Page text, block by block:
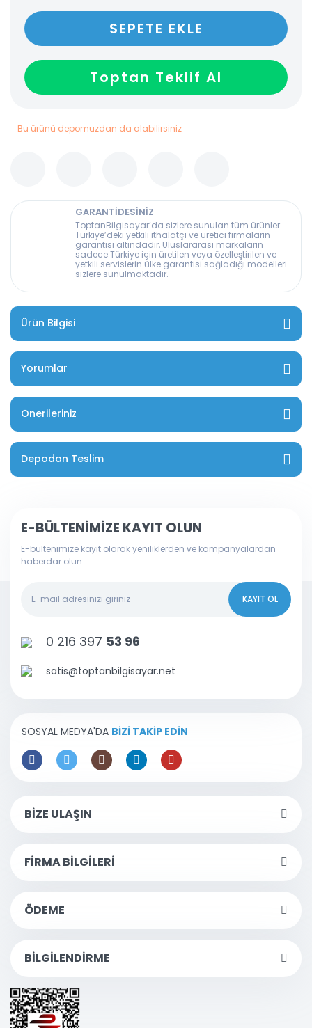
SEPETE EKLE
Toptan Teklif Al
Bu ürünü depomuzdan da alabilirsiniz
GARANTİDESİNİZ
ToptanBilgisayar’da sizlere sunulan tüm ürünler
Türkiye’deki yetkili ithalatçı ve üretici firmaların
garantisi altındadır, Uluslararası markaların
sadece Türkiye için üretilen veya özelleştirilen ve
yetkili servislerin ülke garantisi sağladığı modelleri
sizlere sunulmaktadır.
Ürün Bilgisi
Yorumlar
Önerileriniz
Depodan Teslim
E-BÜLTENİMİZE KAYIT OLUN
E-bültenimize kayıt olarak yeniliklerden ve kampanyalardan
haberdar olun
KAYIT OL
0 216 397 53 96
satis@toptanbilgisayar.net
SOSYAL MEDYA'DA BİZİ TAKİP EDİN
BİZE ULAŞIN
FİRMA BİLGİLERİ
ÖDEME
BİLGİLENDİRME